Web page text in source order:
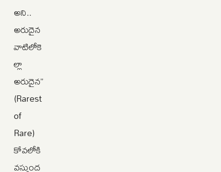
అని..
అరుదైన
వాటిలోకె
ల్లా
అరుదైన”
(Rarest
of
Rare)
కోవలోకి
వస్తుంద